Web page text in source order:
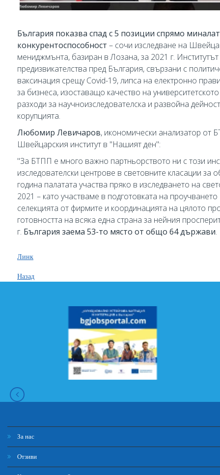
България показва спад с 5 позиции спрямо
конкурентоспособност – сочи изследване на
мениджмънта, базиран в Лозана, за 2021 г.
предизвикателства пред България, свързани с
ваксинация срещу Covid-19, липса на електронно
за бизнеса, изоставащо качество на
разходи за научноизследователска и развойна
корупцията.
Любомир Левичаров, икономически анализатор от
Швейцарския институт в "Нашият ден":
"За БТПП е много важно партньорството ни с този
изследователски центрове в световните класации
година палатата участва пряко в изследването на
2021 – като участваме в подготовката на
селекцията от фирмите и координацията на цялото
готовността на всяка една страна за нейния
г. България заема 53-то място от общо 64 държави.
Линк
Назад
За нас
Отзиви